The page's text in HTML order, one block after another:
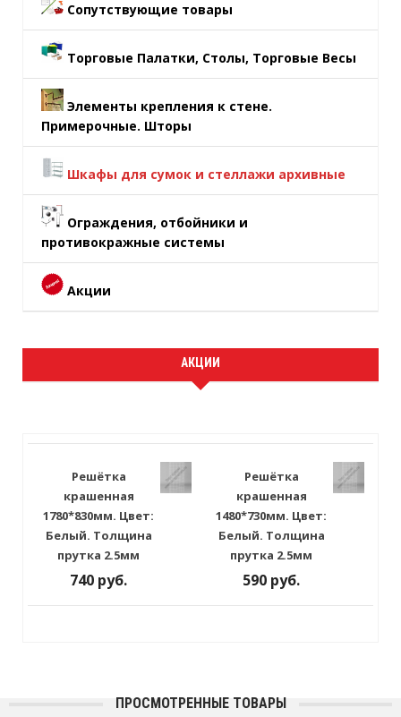
Сопутствующие товары
Торговые Палатки, Столы, Торговые Весы
Элементы крепления к стене.
Примерочные. Шторы
Шкафы для сумок и стеллажи архивные
Ограждения, отбойники и
противокражные системы
Акции
АКЦИИ
Решётка
крашенная
1780*830мм. Цвет:
Белый. Толщина
прутка 2.5мм
740 руб.
Решётка
крашенная
1480*730мм. Цвет:
Белый. Толщина
прутка 2.5мм
590 руб.
ПРОСМОТРЕННЫЕ ТОВАРЫ